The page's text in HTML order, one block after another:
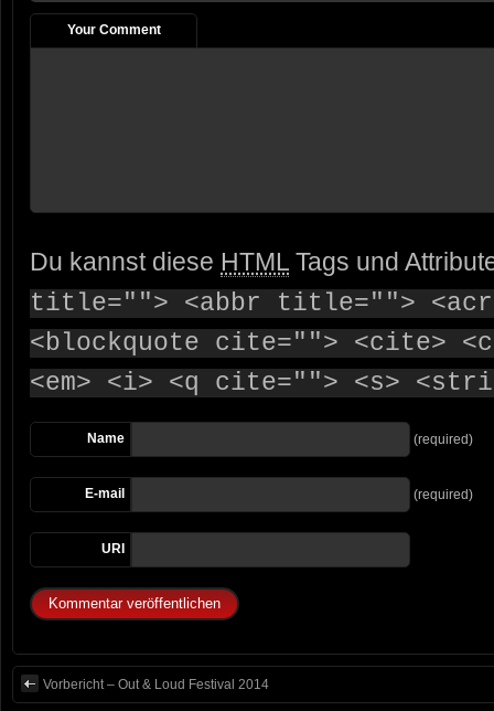
Your Comment
Du kannst diese HTML Tags und
title=""> <abbr title="">
<blockquote cite=""> <cite>
<em> <i> <q cite=""> <s>
Name (required)
E-mail (required)
URI
Vorbericht – Out & Loud Festival 2014